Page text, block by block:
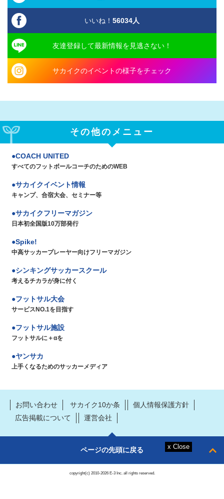
いいね！ 56034人
友達登録して最新情報を見逃さない！
サカイクのイベントの様子をチェック
その他のメニュー
COACH UNITED
すべてのフットボールコーチのためのWEB
サカイクイベント情報
キャンプ、合宿大会、セミナー等
サカイクフリーマガジン
日本初全国版10万部発行
Spike!
中高サッカープレーヤー向けフリーマガジン
シンキングサッカースクール
考えるチカラが身に付く
フットサル大会
サービスNO.1を目指す
フットサル施設
フットサルに＋αを
ヤンサカ
上手くなるためのサッカーメディア
お問い合わせ サカイク10か条
個人情報保護方針
広告掲載について
運営会社
ページの先頭に戻る
copyright(c) 2010-2026 E-3 Inc. all rights reserved.